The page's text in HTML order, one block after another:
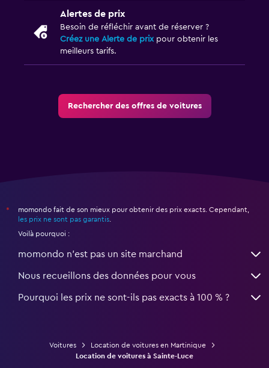
Alertes de prix
Besoin de réfléchir avant de réserver ?
Créez une Alerte de prixpour obtenir les
meilleurs tarifs.
Rechercher des offres de voitures
*
momondo fait de son mieux pour obtenir des prix exacts. Cependant,
les prix ne sont pas garantis.
Voilà pourquoi :
momondo n'est pas un site marchand
Nous recueillons des données pour vous
Pourquoi les prix ne sont-ils pas exacts à 100 % ?
Voitures
Location de voitures en Martinique
Location de voitures à Sainte-Luce